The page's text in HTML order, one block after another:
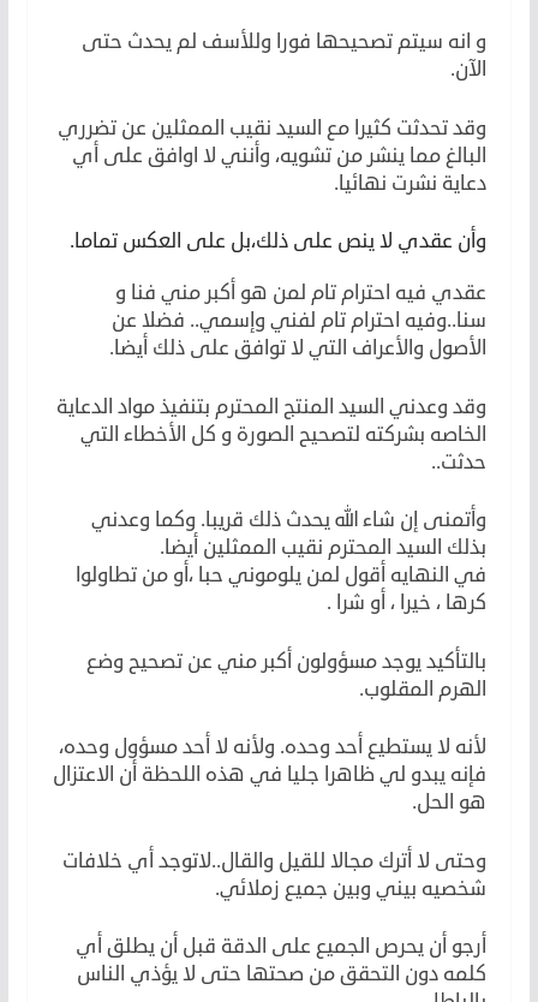
و انه سيتم تصحيحها فورا وللأسف لم يحدث حتى
الآن.
وقد تحدثت كثيرا مع السيد نقيب الممثلين عن تضرري
البالغ مما ينشر من تشويه، وأنني لا اوافق على أي
دعاية نشرت نهائيا.
وأن عقدي لا ينص على ذلك،بل على العكس تماما.
عقدي فيه احترام تام لمن هو أكبر مني فنا و
سنا..وفيه احترام تام لفني وإسمي.. فضلا عن
الأصول والأعراف التي لا توافق على ذلك أيضا.
وقد وعدني السيد المنتج المحترم بتنفيذ مواد الدعاية
الخاصه بشركته لتصحيح الصورة و كل الأخطاء التي
حدثت..
وأتمنى إن شاء الله يحدث ذلك قريبا. وكما وعدني
بذلك السيد المحترم نقيب الممثلين أيضا.
في النهايه أقول لمن يلوموني حبا ،أو من تطاولوا
كرها ، خيرا ، أو شرا .
بالتأكيد يوجد مسؤولون أكبر مني عن تصحيح وضع
الهرم المقلوب.
لأنه لا يستطيع أحد وحده. ولأنه لا أحد مسؤول وحده،
فإنه يبدو لي ظاهرا جليا في هذه اللحظة أن الاعتزال
هو الحل.
وحتى لا أترك مجالا للقيل والقال..لاتوجد أي خلافات
شخصيه بيني وبين جميع زملائي.
أرجو أن يحرص الجميع على الدقة قبل أن يطلق أي
كلمه دون التحقق من صحتها حتى لا يؤذي الناس